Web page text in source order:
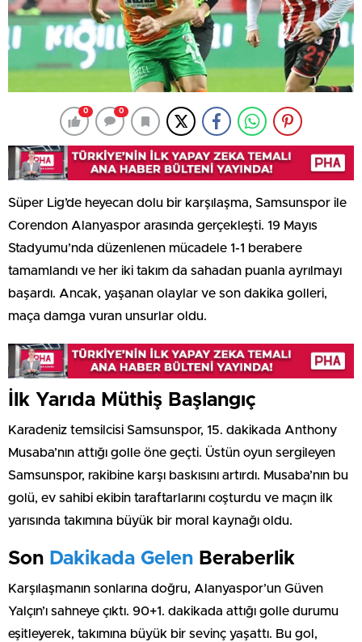
0 0
Süper Lig’de heyecan dolu bir karşılaşma, Samsunspor ile
Corendon Alanyaspor arasında gerçekleşti. 19 Mayıs
Stadyumu’nda düzenlenen mücadele 1-1 berabere
tamamlandı ve her iki takım da sahadan puanla ayrılmayı
başardı. Ancak, yaşanan olaylar ve son dakika golleri,
maça damga vuran unsurlar oldu.
İlk Yarıda Müthiş Başlangıç
Karadeniz temsilcisi Samsunspor, 15. dakikada Anthony
Musaba’nın attığı golle öne geçti. Üstün oyun sergileyen
Samsunspor, rakibine karşı baskısını artırdı. Musaba’nın bu
golü, ev sahibi ekibin taraftarlarını coşturdu ve maçın ilk
yarısında takımına büyük bir moral kaynağı oldu.
Son Dakikada Gelen Beraberlik
Karşılaşmanın sonlarına doğru, Alanyaspor’un Güven
Yalçın’ı sahneye çıktı. 90+1. dakikada attığı golle durumu
eşitleyerek, takımına büyük bir sevinç yaşattı. Bu gol,